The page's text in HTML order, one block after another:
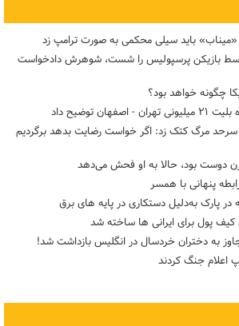
«میناب» باید سیلی محکمی به صورت ترامپ زد
بازیکن پرسپولیس را شست، شوهرش دادخواست
چگونه خواهد بود؟
توضیح داد
مرگ کتک زد: اگر خواست رضایت بدهد برگردیم
دوست بود، حالا به او فحش می‌دهد
پنهانی با همسر
پارک به‌دلیل دستکاری در پایه های برق
به دختران خردسال در انگلیس بازداشت شد!
اعلام جنگ کردند